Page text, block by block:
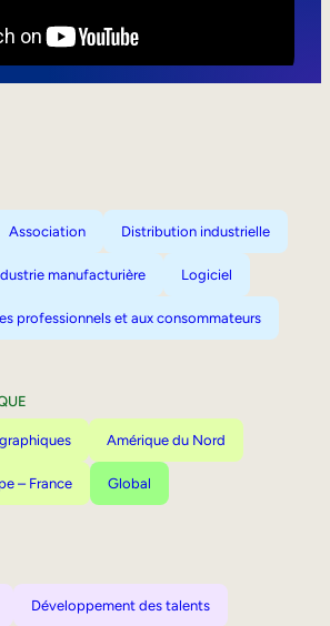
Association Distribution industrielle
manufacturière Logiciel
professionnels et aux consommateurs
Amérique du Nord
– France Global
Développement des talents